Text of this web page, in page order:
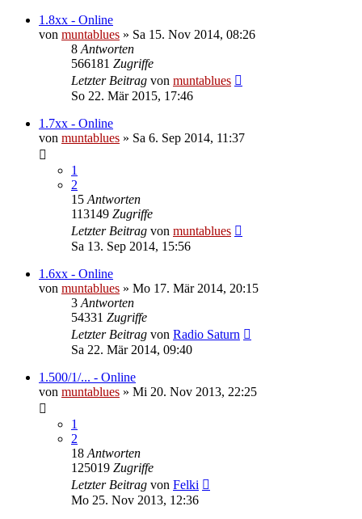
1.8xx - Online
von muntablues » Sa 15. Nov 2014, 08:26
8 Antworten
566181 Zugriffe
Letzter Beitrag von muntablues
So 22. Mär 2015, 17:46
1.7xx - Online
von muntablues » Sa 6. Sep 2014, 11:37
1
2
15 Antworten
113149 Zugriffe
Letzter Beitrag von muntablues
Sa 13. Sep 2014, 15:56
1.6xx - Online
von muntablues » Mo 17. Mär 2014, 20:15
3 Antworten
54331 Zugriffe
Letzter Beitrag von Radio Saturn
Sa 22. Mär 2014, 09:40
1.500/1/... - Online
von muntablues » Mi 20. Nov 2013, 22:25
1
2
18 Antworten
125019 Zugriffe
Letzter Beitrag von Felki
Mo 25. Nov 2013, 12:36